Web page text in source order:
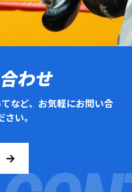
わせ
など、お気軽にお問い合
い。